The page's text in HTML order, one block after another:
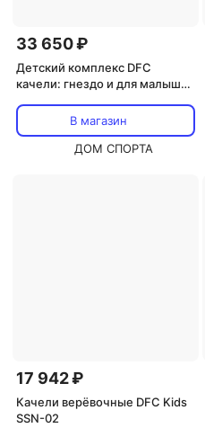
33 650 ₽
Детский комплекс DFC
качели: гнездо и для малышей
В магазин
ДОМ СПОРТА
17 942 ₽
Качели верёвочные DFC Kids
SSN-02